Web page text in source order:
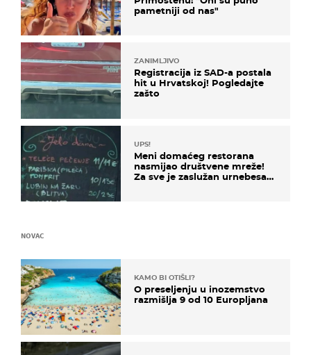
pametniji od nas"
ZANIMLJIVO
Registracija iz SAD-a postala
hit u Hrvatskoj! Pogledajte
zašto
UPS!
Meni domaćeg restorana
nasmijao društvene mreže!
Za sve je zaslužan urnebesan
NOVAC
KAMO BI OTIŠLI?
O preseljenju u inozemstvo
razmišlja 9 od 10 Europljana